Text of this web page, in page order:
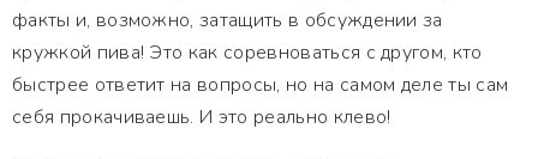
факты и, возможно, затащить в обсуждении за
кружкой пива! Это как соревноваться с другом, кто
быстрее ответит на вопросы, но на самом деле ты сам
себя прокачиваешь. И это реально клево!